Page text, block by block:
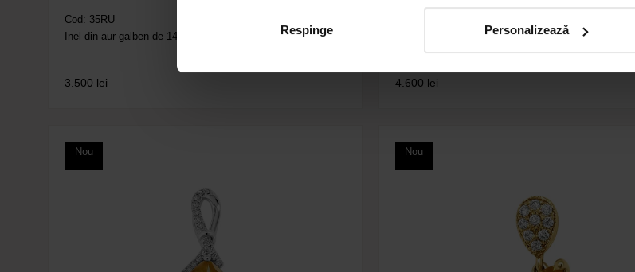
Respinge Personalizează
Cod: 35RU
Inel din aur galben de 14K cu Citrine și Diamante naturale
3.500 lei
Cercei din aur de 14K cu Citrine si Diamante naturale
4.600 lei
Nou Nou